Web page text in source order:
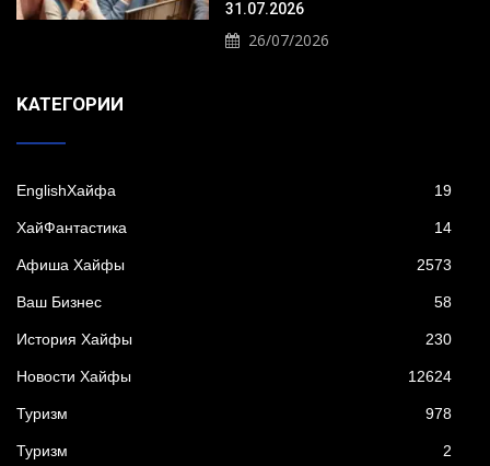
31.07.2026
26/07/2026
KАТЕГОРИИ
EnglishХайфа 19
XайФантастика 14
Афиша Хайфы 2573
Ваш Бизнес 58
История Хайфы 230
Новости Хайфы 12624
Туризм 978
Туризм 2